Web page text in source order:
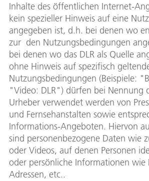
Inhalte des öffentlichen Internet-
kein spezieller Hinweis auf eine
angegeben ist, d.h. bei denen wo
zur den Nutzungsbedingungen
bei denen wo das DLR als Quelle
ohne Hinweis auf spezifisch
Nutzungsbedingungen (Beispiele:
"Video: DLR") dürfen bei Nennung
Urheber verwendet werden von
und Fernsehanstalten sowie
Informations-Angeboten. Hiervon
sind personenbezogene Daten wie
oder Videos, auf denen Personen
oder persönliche Informationen wie
Adressen, etc..